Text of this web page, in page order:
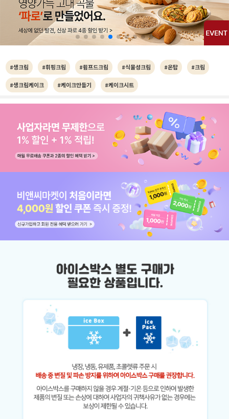
#생크림 #휘핑크림 #휩프드크림 #식물성크림 #온탑 #크림
#생크림케이크 #케이크만들기 #케이크시트